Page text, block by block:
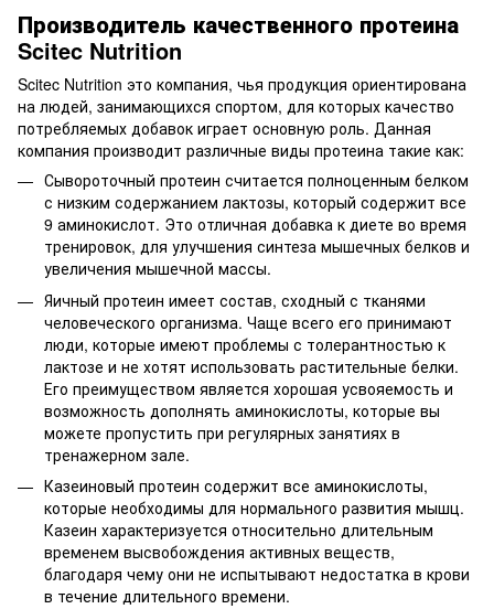
Производитель качественного протеина
Scitec Nutrition
Scitec Nutrition это компания, чья продукция ориентирована
на людей, занимающихся спортом, для которых качество
потребляемых добавок играет основную роль. Данная
компания производит различные виды протеина такие как:
Сывороточный протеин считается полноценным белком
с низким содержанием лактозы, который содержит все
9 аминокислот. Это отличная добавка к диете во время
тренировок, для улучшения синтеза мышечных белков и
увеличения мышечной массы.
Яичный протеин имеет состав, сходный с тканями
человеческого организма. Чаще всего его принимают
люди, которые имеют проблемы с толерантностью к
лактозе и не хотят использовать растительные белки.
Его преимуществом является хорошая усвояемость и
возможность дополнять аминокислоты, которые вы
можете пропустить при регулярных занятиях в
тренажерном зале.
Казеиновый протеин содержит все аминокислоты,
которые необходимы для нормального развития мышц.
Казеин характеризуется относительно длительным
временем высвобождения активных веществ,
благодаря чему они не испытывают недостатка в крови
в течение длительного времени.